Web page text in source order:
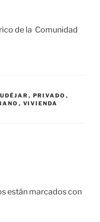
de la Comunidad
, PRIVADO ,
, VIVIENDA
están marcados con